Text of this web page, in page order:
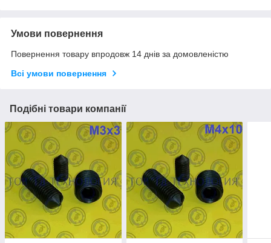
Умови повернення
Повернення товару впродовж 14 днів за домовленістю
Всі умови повернення
Подібні товари компанії